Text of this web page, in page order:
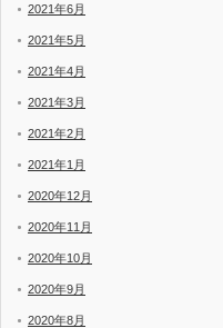
2021年6月
2021年5月
2021年4月
2021年3月
2021年2月
2021年1月
2020年12月
2020年11月
2020年10月
2020年9月
2020年8月